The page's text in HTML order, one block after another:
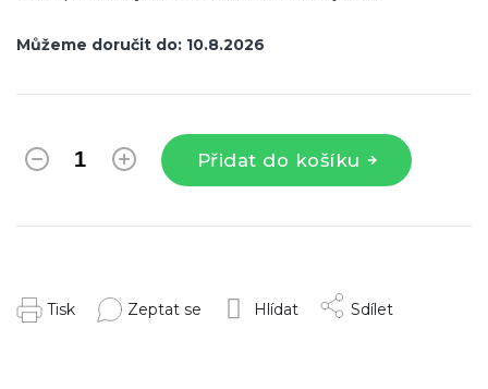
Můžeme doručit do: 10.8.2026
Přidat do košíku
Tisk Zeptat se Hlídat Sdílet